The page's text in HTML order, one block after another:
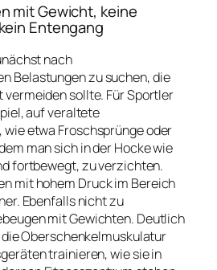
mit Gewicht, keine
Entengang
nach
Belastungen zu suchen, die
vermeiden sollte. Für Sportler
auf veraltete
etwa Froschsprünge oder
man sich in der Hocke wie
fortbewegt, zu verzichten.
mit hohem Druck im Bereich
Ebenfalls nicht zu
mit Gewichten. Deutlich
Oberschenkelmuskulatur
trainieren, wie sie in